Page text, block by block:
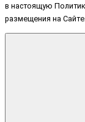
в настоящую
размещения на